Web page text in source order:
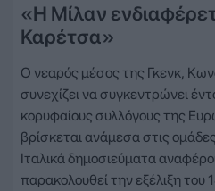
«Η Μίλαν
Καρέτσα»
Ο νεαρός μέσος της Γκενκ,
συνεχίζει να συγκεντρώνει
κορυφαίους συλλόγους της
βρίσκεται ανάμεσα στις
Ιταλικά δημοσιεύματα
παρακολουθεί την εξέλιξη